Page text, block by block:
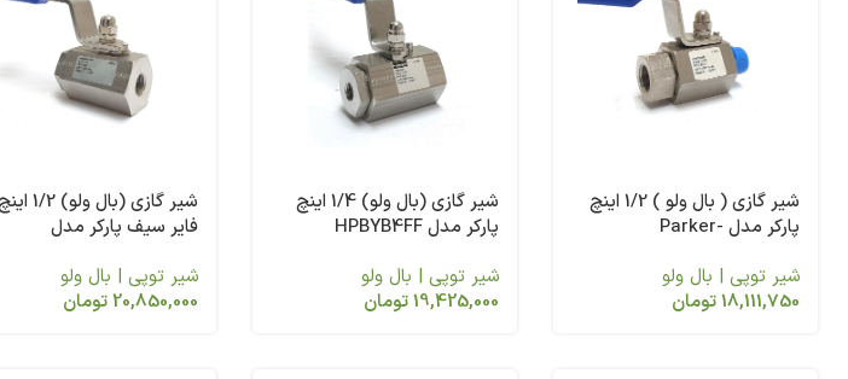
شیر گازی ( بال ولو ) 1/2 اینچ
پارکر مدل Parker-
شیر توپی | بال ولو
18,111,750تومان
شیر گازی (بال ولو) 1/4 اینچ
پارکر مدل HPBYB4FF
شیر توپی | بال ولو
19,425,000تومان
شیر گازی (بال ولو) 1/2
فایر سیف پارکر مدل
شیر توپی | بال ولو
20,850,000تومان